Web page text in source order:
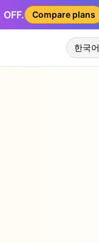
Compare plans
한국어